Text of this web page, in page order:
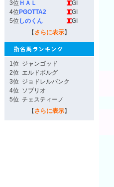
3位 ＨＡＬ
GI
4位 PGOTTA2
GI
5位 しのくん
GI
【 さらに表示】
1位 ジャンゴッド
2位 エルドボルグ
3位 ジョドレルバンク
4位 ソブリオ
5位 チェスティーノ
【 さらに表示】